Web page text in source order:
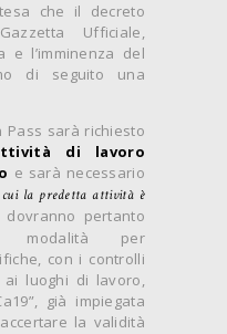
che il decreto
Ufficiale,
e l’imminenza del
di seguito una
Pass sarà richiesto
di lavoro
e sarà necessario
cui la predetta attività è
pertanto
modalità per
con i controlli
ai luoghi di lavoro,
già impiegata
la validità